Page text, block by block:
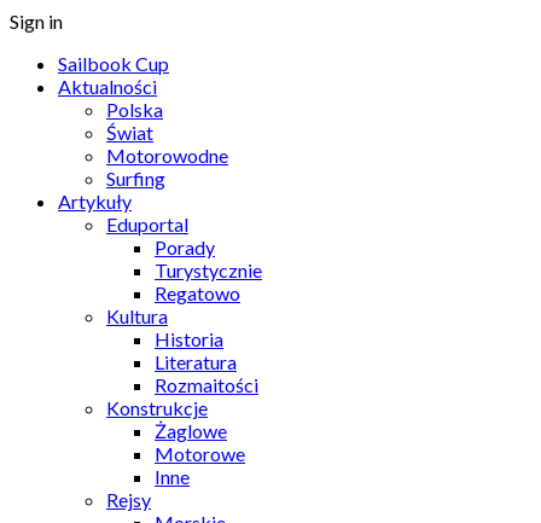
Sign in
Sailbook Cup
Aktualności
Polska
Świat
Motorowodne
Surfing
Artykuły
Eduportal
Porady
Turystycznie
Regatowo
Kultura
Historia
Literatura
Rozmaitości
Konstrukcje
Żaglowe
Motorowe
Inne
Rejsy